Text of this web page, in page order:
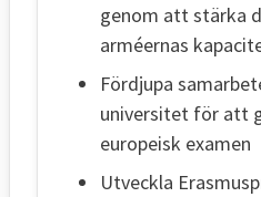
genom att stärka
arméernas
Fördjupa
universitet för att
europeisk examen
Utveckla